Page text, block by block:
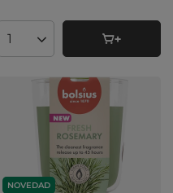
Cantidad de productos
NOVEDAD